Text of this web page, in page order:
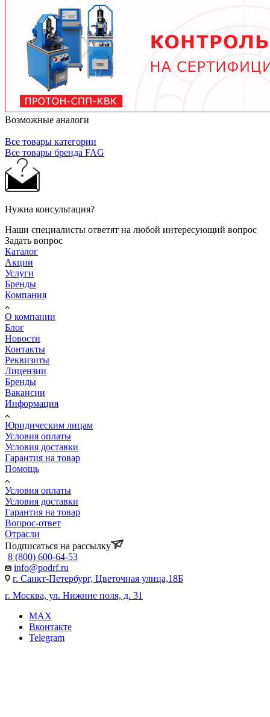
эксплуатации. Используйте только
рекомендованные производителем смазочные
материалы.
Возможные аналоги
Все товары категории
Все товары бренда FAG
Нужна консультация?
Наши специалисты ответят на любой интересующий вопрос
Задать вопрос
Каталог
Акции
Услуги
Бренды
Компания
О компании
Блог
Новости
Контакты
Реквизиты
Лицензии
Бренды
Вакансии
Информация
Юридическим лицам
Условия оплаты
Условия доставки
Гарантия на товар
Помощь
Условия оплаты
Условия доставки
Гарантия на товар
Вопрос-ответ
Отрасли
Подписаться на рассылку
8 (800) 600-64-53
info@podrf.ru
г. Санкт-Петербург, Цветочная улица,18Б
г. Москва, ул. Нижние поля, д. 31
MAX
Вконтакте
Telegram